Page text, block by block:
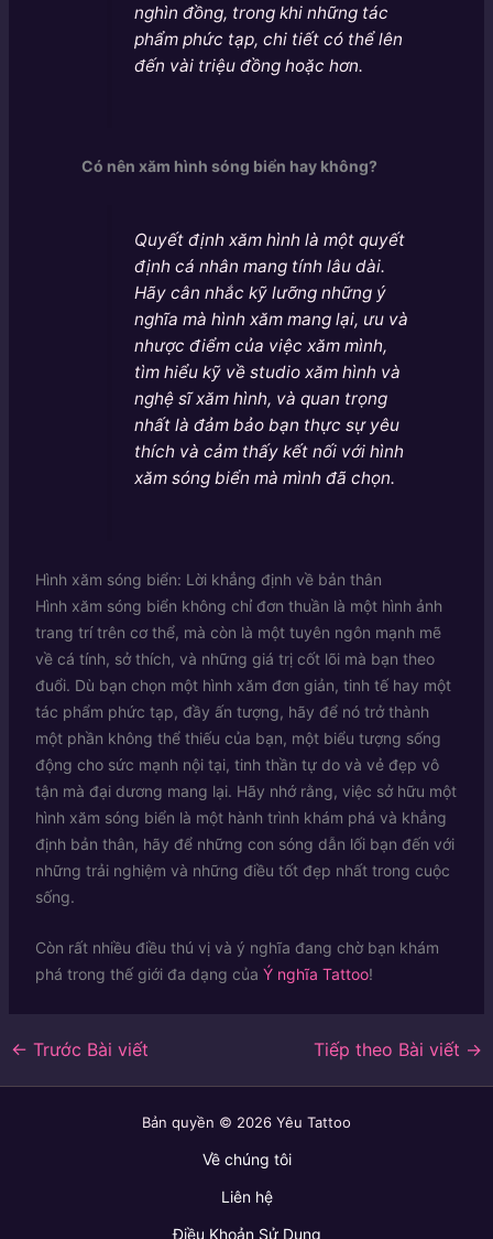
nghìn đồng, trong khi những tác
phẩm phức tạp, chi tiết có thể lên
đến vài triệu đồng hoặc hơn.
Có nên xăm hình sóng biển hay không?
Quyết định xăm hình là một quyết
định cá nhân mang tính lâu dài.
Hãy cân nhắc kỹ lưỡng những ý
nghĩa mà hình xăm mang lại, ưu và
nhược điểm của việc xăm mình,
tìm hiểu kỹ về studio xăm hình và
nghệ sĩ xăm hình, và quan trọng
nhất là đảm bảo bạn thực sự yêu
thích và cảm thấy kết nối với hình
xăm sóng biển mà mình đã chọn.
Hình xăm sóng biển: Lời khẳng định về bản thân
Hình xăm sóng biển không chỉ đơn thuần là một hình ảnh
trang trí trên cơ thể, mà còn là một tuyên ngôn mạnh mẽ
về cá tính, sở thích, và những giá trị cốt lõi mà bạn theo
đuổi. Dù bạn chọn một hình xăm đơn giản, tinh tế hay một
tác phẩm phức tạp, đầy ấn tượng, hãy để nó trở thành
một phần không thể thiếu của bạn, một biểu tượng sống
động cho sức mạnh nội tại, tinh thần tự do và vẻ đẹp vô
tận mà đại dương mang lại. Hãy nhớ rằng, việc sở hữu một
hình xăm sóng biển là một hành trình khám phá và khẳng
định bản thân, hãy để những con sóng dẫn lối bạn đến với
những trải nghiệm và những điều tốt đẹp nhất trong cuộc
sống.
Còn rất nhiều điều thú vị và ý nghĩa đang chờ bạn khám
phá trong thế giới đa dạng của Ý nghĩa Tattoo!
← Trước Bài viết Tiếp theo Bài viết →
Bản quyền © 2026 Yêu Tattoo
Về chúng tôi
Liên hệ
Điều Khoản Sử Dụng